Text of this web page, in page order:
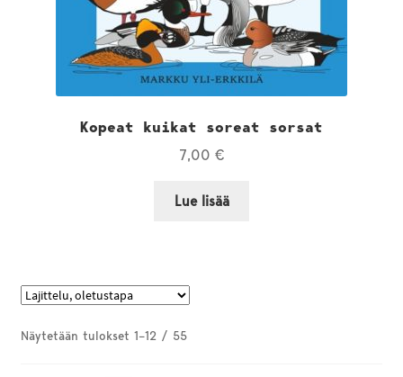
Kopeat kuikat soreat sorsat
7,00 €
Lue lisää
Näytetään tulokset 1–12 / 55